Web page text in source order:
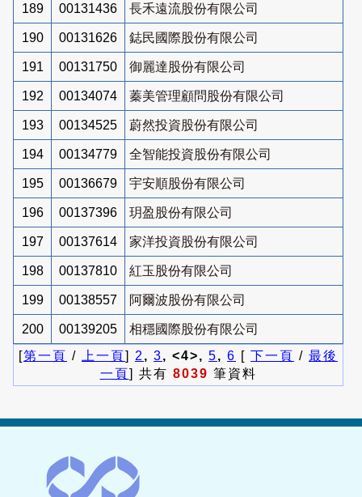
189 00131436 長禾遠流股份有限公司
190 00131626 鋕民國際股份有限公司
191 00131750 御麗達股份有限公司
192 00134074 蓁美管理顧問股份有限公司
193 00134525 蔚然投資股份有限公司
194 00134779 全智能投資股份有限公司
195 00136679 宇安順股份有限公司
196 00137396 玥盈股份有限公司
197 00137614 家洋投資股份有限公司
198 00137810 紅玉股份有限公司
199 00138557 阿爾波股份有限公司
200 00139205
相穩國際股份有限公司
[第一頁 / 上一頁] 2 , 3, <4>, 5, 6 [ 下一頁 / 最後
一頁] 共有 8039 筆資料